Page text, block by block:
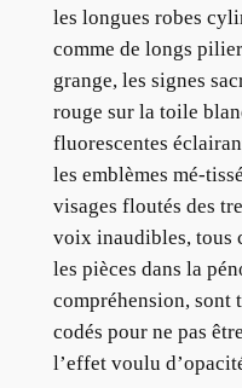
les longues robes
comme de longs
grange, les signes
rouge sur la toile
fluorescentes
les emblèmes mé-
visages floutés des
voix inaudibles, tous
les pièces dans la
compréhension, sont
codés pour ne pas
l’effet voulu